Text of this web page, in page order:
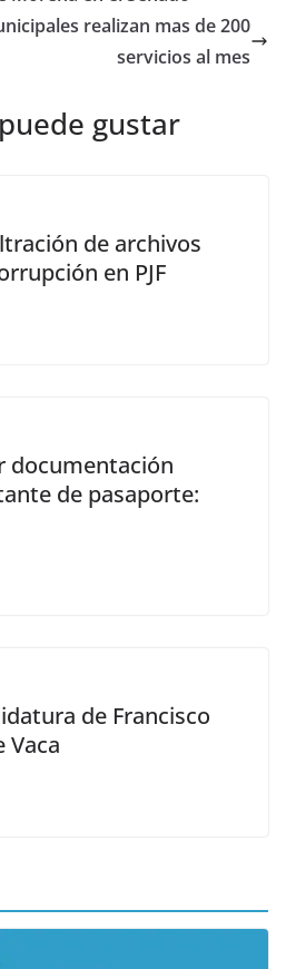
realizan mas de 200
servicios al mes
gustar
de archivos
en PJF
documentación
de pasaporte:
de Francisco
Vaca